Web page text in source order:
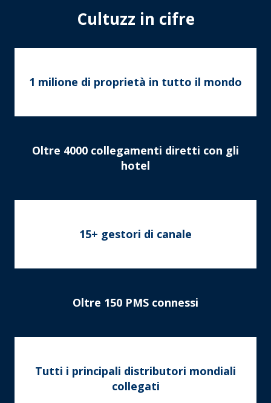
Cultuzz in cifre
1 milione di proprietà in tutto il mondo
Oltre 4000 collegamenti diretti con gli
hotel
15+ gestori di canale
Oltre 150 PMS connessi
Tutti i principali distributori mondiali
collegati